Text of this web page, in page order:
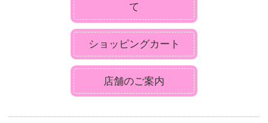
て
ショッピングカート
店舗のご案内